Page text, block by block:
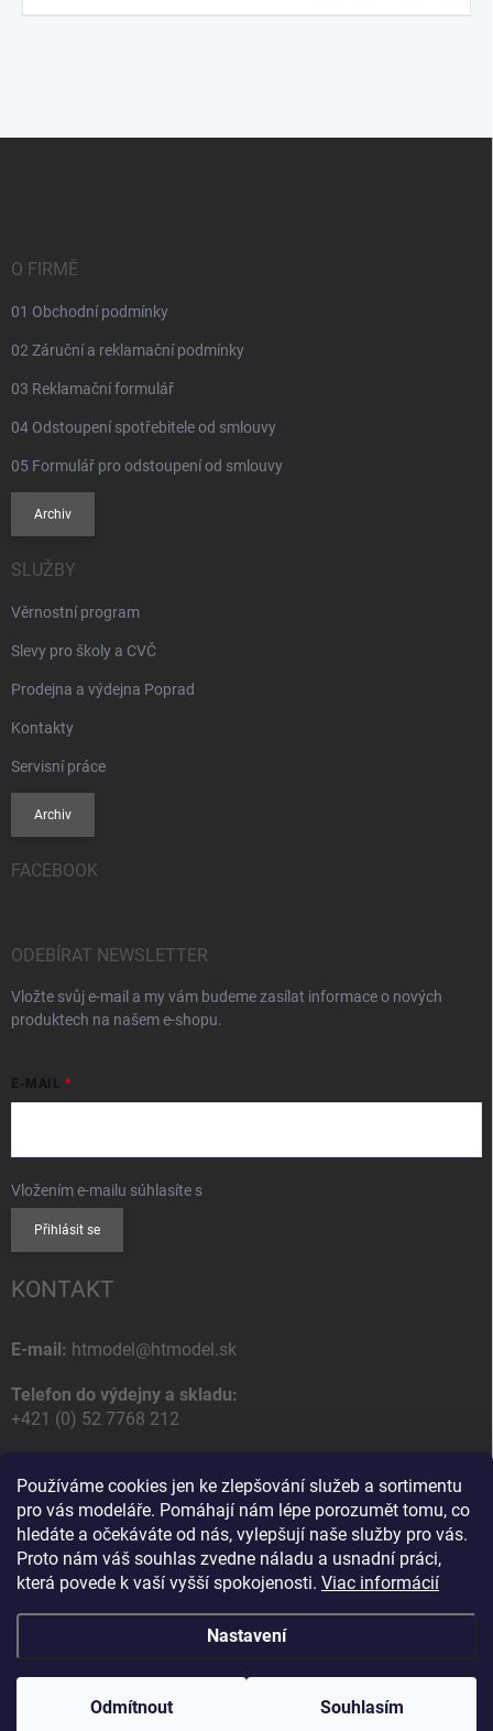
Používáme cookies jen ke zlepšování služeb a sortimentu
pro vás modeláře. Pomáhají nám lépe porozumět tomu, co
hledáte a očekáváte od nás, vylepšují naše služby pro vás.
Proto nám váš souhlas zvedne náladu a usnadní práci,
která povede k vaší vyšší spokojenosti. Viac informácií
Nastavení
Odmítnout Souhlasím
O FIRMĚ
01 Obchodní podmínky
02 Záruční a reklamační podmínky
03 Reklamační formulář
04 Odstoupení spotřebitele od smlouvy
05 Formulář pro odstoupení od smlouvy
Archiv
SLUŽBY
Věrnostní program
Slevy pro školy a CVČ
Prodejna a výdejna Poprad
Kontakty
Servisní práce
Archiv
FACEBOOK
ODEBÍRAT NEWSLETTER
Vložte svůj e-mail a my vám budeme zasílat informace o nových
produktech na našem e-shopu.
E-MAIL
Vložením e-mailu súhlasíte s
Přihlásit se
KONTAKT
E-mail: htmodel@htmodel.sk
Telefon do výdejny a skladu:
+421 (0) 52 7768 212
HT model
Na letisko 49
058 01 Poprad
Slovenská Republika
Copyright 2026HT model. Všechna práva vyhrazena.Upravit nastavení